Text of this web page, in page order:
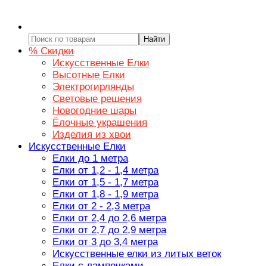
Найти
% Скидки
Искусственные Елки
Высотные Елки
Электрогирлянды
Световые решения
Новогодние шары
Ёлочные украшения
Изделия из хвои
Искусственные Елки
Елки до 1 метра
Елки от 1,2 - 1,4 метра
Елки от 1,5 - 1,7 метра
Елки от 1,8 - 1,9 метра
Елки от 2 - 2,3 метра
Елки от 2,4 до 2,6 метра
Елки от 2,7 до 2,9 метра
Елки от 3 до 3,4 метра
Искусственные елки из литых веток